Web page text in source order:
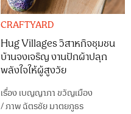
CRAFTYARD
Hug Villages วิสาหกิจชุมชน
บ้านจงเจริญ งานปักผ้าปลุก
พลังใจให้ผู้สูงวัย
เรื่อง เบญญาภา ขวัญเมือง
/ภาพฉัตรชัย มาตยภูธร